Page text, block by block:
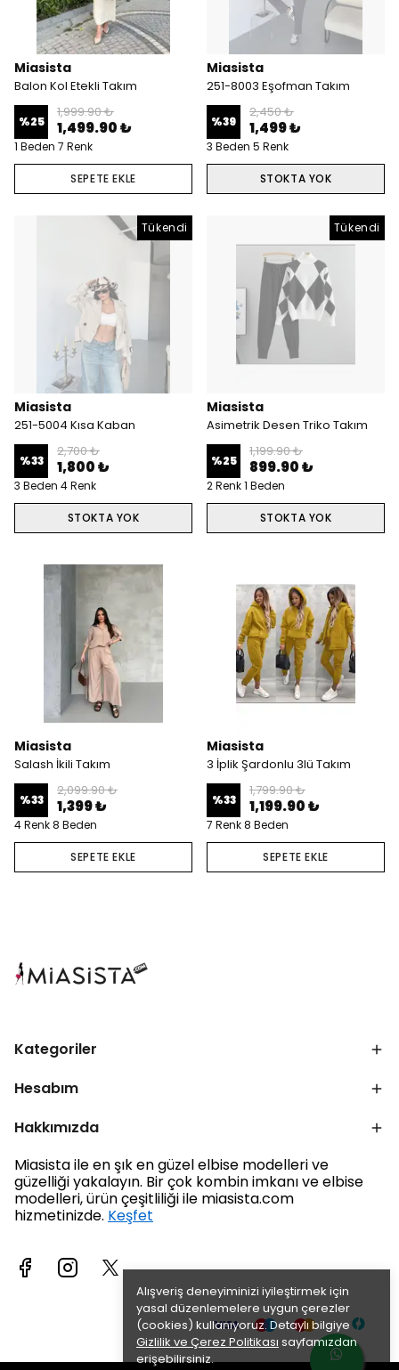
Alışveriş deneyiminizi iyileştirmek için
yasal düzenlemelere uygun çerezler
(cookies) kullanıyoruz. Detaylı bilgiye
Gizlilik ve Çerez Politikası sayfamızdan
erişebilirsiniz.
Miasista
Balon Kol Etekli Takım
%25
1,999.90 ₺
1,499.90 ₺
1 Beden 7 Renk
SEPETE EKLE
Miasista
251-8003 Eşofman Takım
%39
2,450 ₺
1,499 ₺
3 Beden 5 Renk
STOKTA YOK
Tükendi
Miasista
251-5004 Kısa Kaban
%33
2,700 ₺
1,800 ₺
3 Beden 4 Renk
STOKTA YOK
Tükendi
Miasista
Asimetrik Desen Triko Takım
%25
1,199.90 ₺
899.90 ₺
2 Renk 1 Beden
STOKTA YOK
Miasista
Salash İkili Takım
%33
2,099.90 ₺
1,399 ₺
4 Renk 8 Beden
SEPETE EKLE
Miasista
3 İplik Şardonlu 3lü Takım
%33
1,799.90 ₺
1,199.90 ₺
7 Renk 8 Beden
SEPETE EKLE
Kategoriler
Hesabım
Hakkımızda
Miasista ile en şık en güzel elbise modelleri ve
güzelliği yakalayın. Bir çok kombin imkanı ve elbise
modelleri, ürün çeşitliliği ile miasista.com
hizmetinizde. Keşfet